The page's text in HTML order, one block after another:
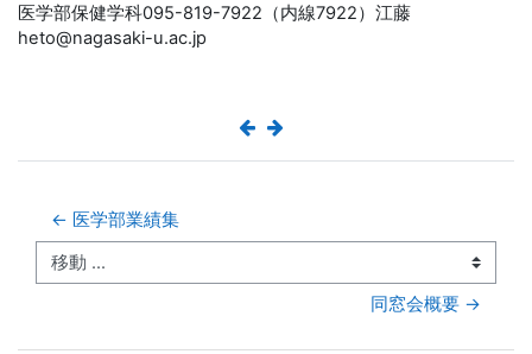
医学部保健学科095-819-7922（内線7922）江藤
heto@nagasaki-u.ac.jp
← 医学部業績集
移動 ...
同窓会概要 →